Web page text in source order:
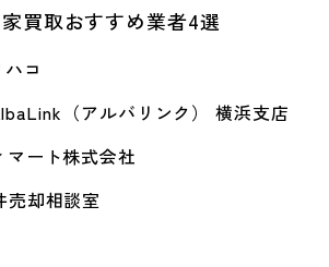
買取おすすめ業者4選
コ
（アルバリンク） 横浜支店
ート株式会社
却相談室